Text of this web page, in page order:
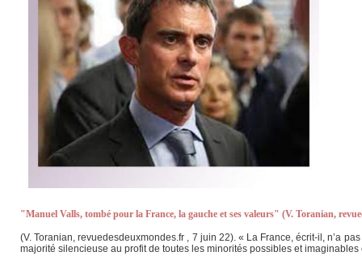
"Manuel Valls, tombé pour la France, la gauche et ses valeurs" (V. Toranian,
(V. Toranian, revuedesdeuxmondes.fr , 7 juin 22). « La France, écrit-il, n’a
majorité silencieuse au profit de toutes les minorités possibles et